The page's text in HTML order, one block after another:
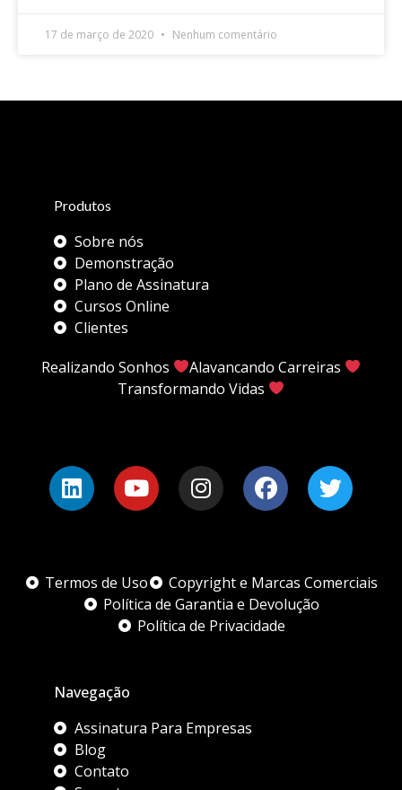
17 de março de 2020 Nenhum comentário
Produtos
Sobre nós
Demonstração
Plano de Assinatura
Cursos Online
Clientes
Realizando Sonhos
Alavancando Carreiras
Transformando Vidas
Termos de Uso
Copyright e Marcas Comerciais
Política de Garantia e Devolução
Política de Privacidade
Navegação
Assinatura Para Empresas
Blog
Contato